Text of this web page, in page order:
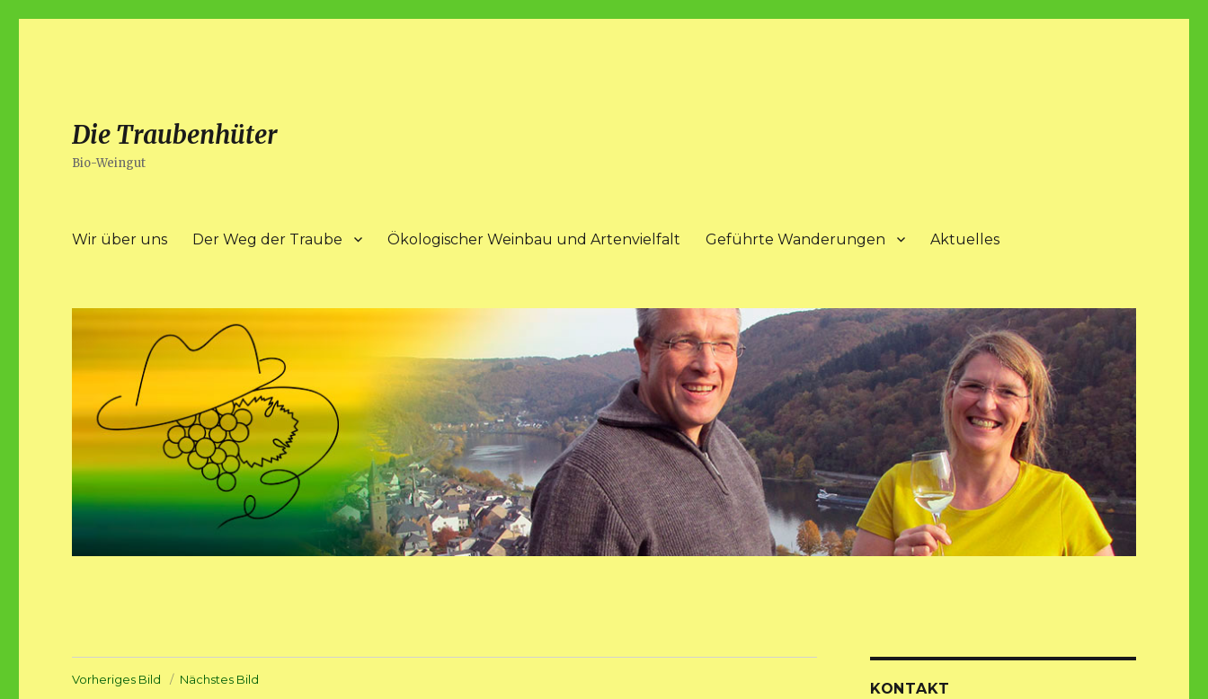
Die Traubenhüter
Bio-Weingut
Wir über uns Der Weg der Traube Ökologischer Weinbau und Artenvielfalt Geführte Wanderungen Aktuelles
Vorheriges Bild Nächstes Bild
KONTAKT